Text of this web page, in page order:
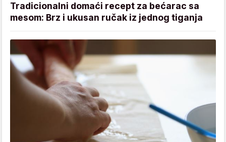
Tradicionalni domaći recept za bećarac sa
mesom: Brz i ukusan ručak iz jednog tiganja